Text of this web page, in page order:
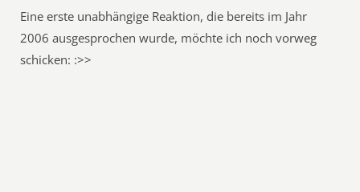
Eine erste unabhängige Reaktion, die bereits im Jahr
2006 ausgesprochen wurde, möchte ich noch vorweg
schicken: :>>